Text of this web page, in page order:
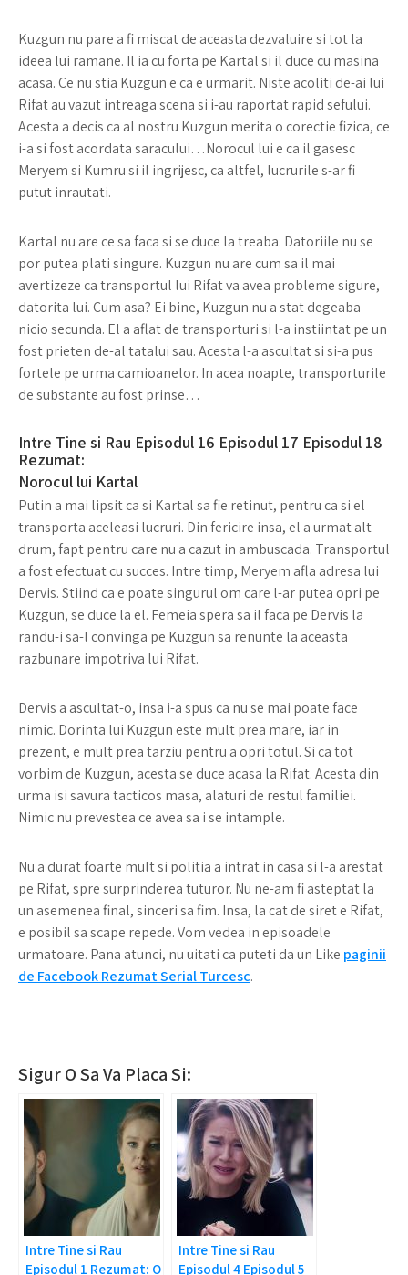
Kuzgun nu pare a fi miscat de aceasta dezvaluire si tot la
ideea lui ramane. Il ia cu forta pe Kartal si il duce cu masina
acasa. Ce nu stia Kuzgun e ca e urmarit. Niste acoliti de-ai lui
Rifat au vazut intreaga scena si i-au raportat rapid sefului.
Acesta a decis ca al nostru Kuzgun merita o corectie fizica, ce
i-a si fost acordata saracului…Norocul lui e ca il gasesc
Meryem si Kumru si il ingrijesc, ca altfel, lucrurile s-ar fi
putut inrautati.
Kartal nu are ce sa faca si se duce la treaba. Datoriile nu se
por putea plati singure. Kuzgun nu are cum sa il mai
avertizeze ca transportul lui Rifat va avea probleme sigure,
datorita lui. Cum asa? Ei bine, Kuzgun nu a stat degeaba
nicio secunda. El a aflat de transporturi si l-a instiintat pe un
fost prieten de-al tatalui sau. Acesta l-a ascultat si si-a pus
fortele pe urma camioanelor. In acea noapte, transporturile
de substante au fost prinse…
Intre Tine si Rau Episodul 16 Episodul 17 Episodul 18
Rezumat:
Norocul lui Kartal
Putin a mai lipsit ca si Kartal sa fie retinut, pentru ca si el
transporta aceleasi lucruri. Din fericire insa, el a urmat alt
drum, fapt pentru care nu a cazut in ambuscada. Transportul
a fost efectuat cu succes. Intre timp, Meryem afla adresa lui
Dervis. Stiind ca e poate singurul om care l-ar putea opri pe
Kuzgun, se duce la el. Femeia spera sa il faca pe Dervis la
randu-i sa-l convinga pe Kuzgun sa renunte la aceasta
razbunare impotriva lui Rifat.
Dervis a ascultat-o, insa i-a spus ca nu se mai poate face
nimic. Dorinta lui Kuzgun este mult prea mare, iar in
prezent, e mult prea tarziu pentru a opri totul. Si ca tot
vorbim de Kuzgun, acesta se duce acasa la Rifat. Acesta din
urma isi savura tacticos masa, alaturi de restul familiei.
Nimic nu prevestea ce avea sa i se intample.
Nu a durat foarte mult si politia a intrat in casa si l-a arestat
pe Rifat, spre surprinderea tuturor. Nu ne-am fi asteptat la
un asemenea final, sinceri sa fim. Insa, la cat de siret e Rifat,
e posibil sa scape repede. Vom vedea in episoadele
urmatoare. Pana atunci, nu uitati ca puteti da un Like paginii
de Facebook Rezumat Serial Turcesc.
Sigur O Sa Va Placa Si:
Intre Tine si Rau
Episodul 1 Rezumat: O
Intre Tine si Rau
Episodul 4 Episodul 5